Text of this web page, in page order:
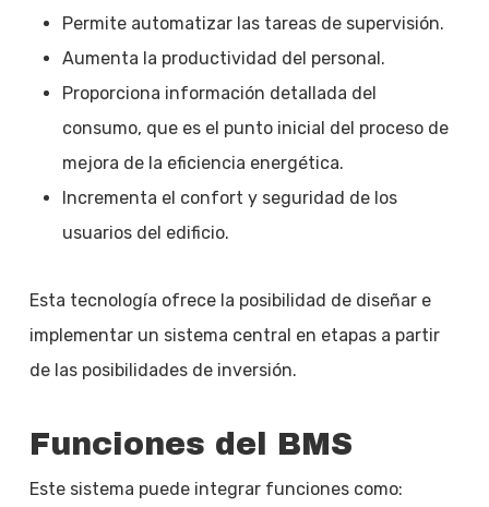
Permite automatizar las tareas de supervisión.
Aumenta la productividad del personal.
Proporciona información detallada del
consumo, que es el punto inicial del proceso de
mejora de la eficiencia energética.
Incrementa el confort y seguridad de los
usuarios del edificio.
Esta tecnología ofrece la posibilidad de diseñar e
implementar un sistema central en etapas a partir
de las posibilidades de inversión.
Funciones del BMS
Este sistema puede integrar funciones como: